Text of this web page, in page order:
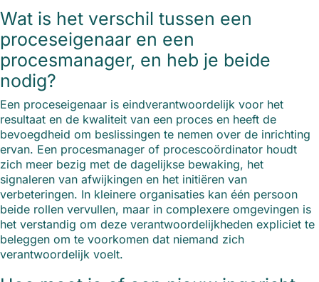
Wat is het verschil tussen een
proceseigenaar en een
procesmanager, en heb je beide
nodig?
Een proceseigenaar is eindverantwoordelijk voor het
resultaat en de kwaliteit van een proces en heeft de
bevoegdheid om beslissingen te nemen over de inrichting
ervan. Een procesmanager of procescoördinator houdt
zich meer bezig met de dagelijkse bewaking, het
signaleren van afwijkingen en het initiëren van
verbeteringen. In kleinere organisaties kan één persoon
beide rollen vervullen, maar in complexere omgevingen is
het verstandig om deze verantwoordelijkheden expliciet te
beleggen om te voorkomen dat niemand zich
verantwoordelijk voelt.